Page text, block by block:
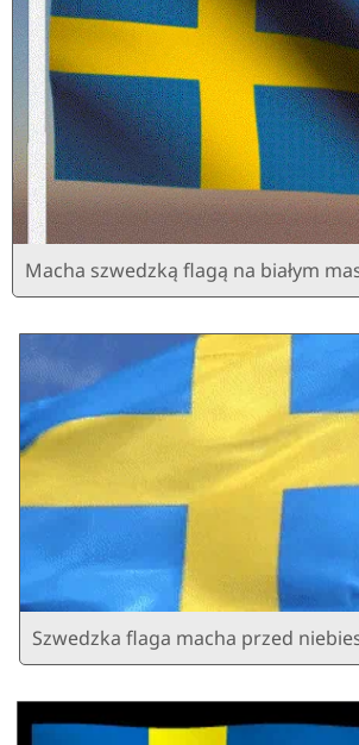
Macha szwedzką flagą na białym
Szwedzka flaga macha przed